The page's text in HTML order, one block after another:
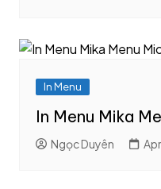
In Menu
In Menu Mika
Ngọc Duyên